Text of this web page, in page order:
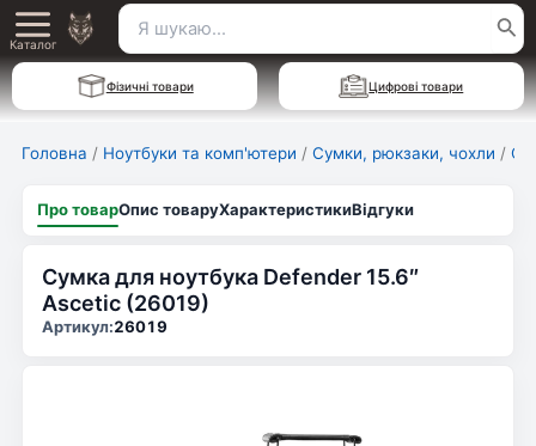
Перейти
до
вмісту
Main
Menu
Каталог
Пошук
для:
Фізичні товари Цифрові товари
Головна / Ноутбуки та комп'ютери / Сумки, рюкзаки, чохли /
Про товарОпис товаруХарактеристикиВідгуки
Сумка для ноутбука Defender 15.6″
Ascetic (26019)
Артикул:26019